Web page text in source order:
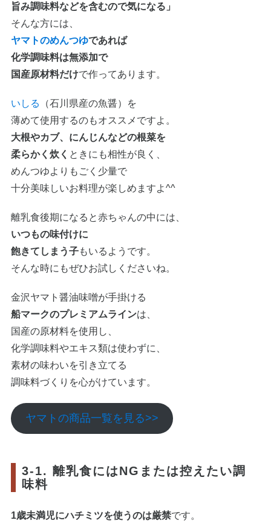
旨み調味料などを含むので気になる」
そんな方には、
ヤマトのめんつゆであれば
化学調味料は無添加で
国産原材料だけで作ってあります。
いしる
（石川県産の魚醤）を
薄めて使用するのもオススメですよ。
大根やカブ、にんじんなどの根菜を
柔らかく炊く ときにも相性が良く、
めんつゆよりもごく少量で
十分美味しいお料理が楽しめますよ^^
離乳食後期になると赤ちゃんの中には、
いつもの味付けに
飽きてしまう子もいるようです。
そんな時にもぜひお試しくださいね。
金沢ヤマト醤油味噌が手掛ける
船マークのプレミアムラインは、
国産の原材料を使用し、
化学調味料やエキス類は使わずに、
素材の味わいを引き立てる
調味料づくりを心がけています。
ヤマトの商品一覧を見る>>
3-1. 離乳食にはNGまたは控えたい調
味料
1歳未満児にハチミツを使うのは厳禁です。